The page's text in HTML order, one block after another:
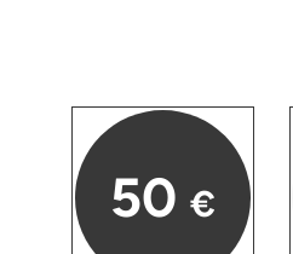
50 €